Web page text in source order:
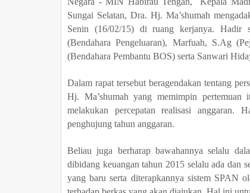
Sungai Selatan, Dra. Hj. Ma’shumah
Senin (16/02/15) di ruang kerjanya. Hadir
(Bendahara Pengeluaran), Marfuah, S.Ag
(Bendahara Pembantu BOS) serta Sanwari
Dalam rapat tersebut beragendakan tentang
Hj. Ma’shumah yang memimpin pertemuan
melakukan percepatan realisasi anggaran.
penghujung tahun anggaran.
Beliau juga berharap bawahannya selalu
dibidang keuangan tahun 2015 selalu ada dan
yang baru serta diterapkannya sistem SPAN